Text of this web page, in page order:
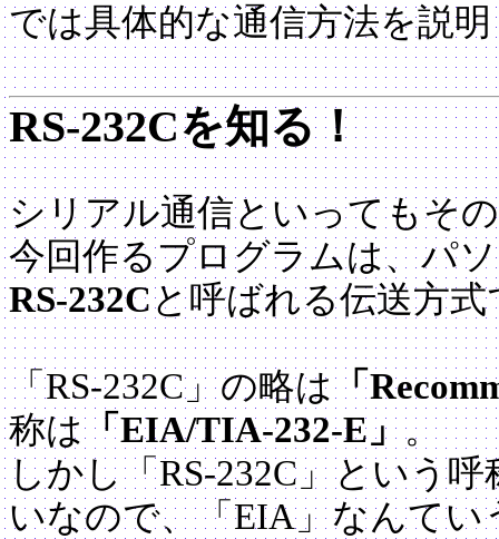
では具体的な通信方法を説
RS-232Cを知る！
シリアル通信といってもそ
今回作るプログラムは、パ
RS-232Cと呼ばれる伝送方式
「RS-232C」の略は「
称は「EIA/TIA-232-E」 。
しかし「RS-232C」という
いなので、「EIA」なんてい